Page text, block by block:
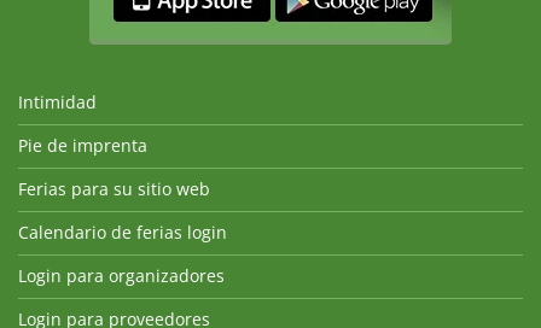
Intimidad
Pie de imprenta
Ferias para su sitio web
Calendario de ferias login
Login para organizadores
Login para proveedores